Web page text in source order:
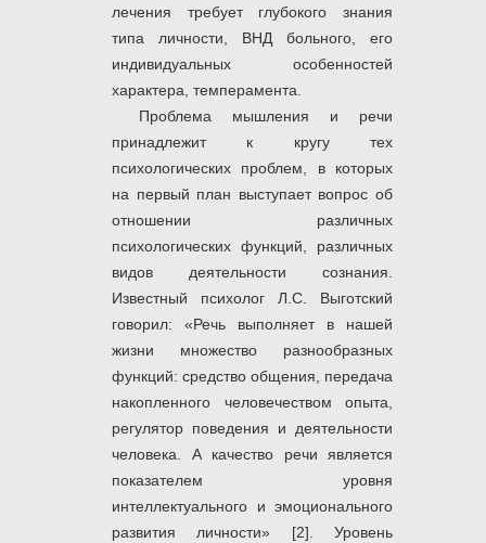
лечения требует глубокого знания
типа личности, ВНД больного, его
индивидуальных особенностей
характера, темперамента.
Проблема мышления и речи
принадлежит к кругу тех
психологических проблем, в которых
на первый план выступает вопрос об
отношении различных
психологических функций, различных
видов деятельности сознания.
Известный психолог Л.С. Выготский
говорил: «Речь выполняет в нашей
жизни множество разнообразных
функций: средство общения, передача
накопленного человечеством опыта,
регулятор поведения и деятельности
человека. А качество речи является
показателем уровня
интеллектуального и эмоционального
развития личности» [2]. Уровень